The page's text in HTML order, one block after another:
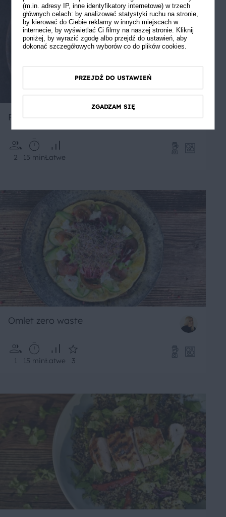
Fit makaron dietetyczny z pesto z rukoli
2 15 minŁatwe
Omlet zero waste
1 15 minŁatwe 3
(m.in. adresy IP, inne identyfikatory internetowe) w trzech
głównych celach: by analizować statystyki ruchu na stronie,
by kierować do Ciebie reklamy w innych miejscach w
internecie, by wyświetlać Ci filmy na naszej stronie. Kliknij
poniżej, by wyrazić zgodę albo przejdź do ustawień, aby
dokonać szczegółowych wyborów co do plików cookies.
PRZEJDŹ DO USTAWIEŃ
ZGADZAM SIĘ